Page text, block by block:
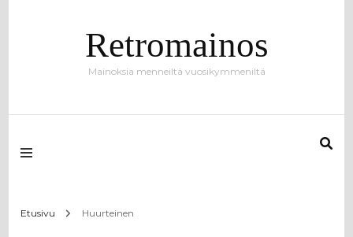
Retromainos
Mainoksia menneiltä vuosikymmeniltä
Etusivu Huurteinen